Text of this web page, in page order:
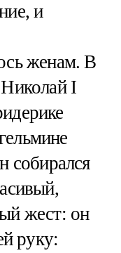
и
женам. В
I
собирался
жест: он
руку: